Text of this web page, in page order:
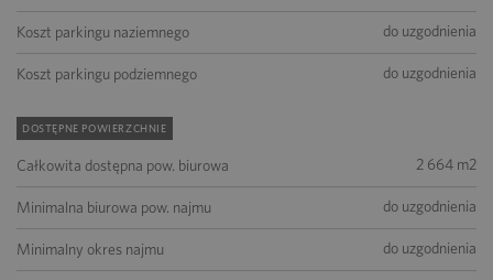
Koszt parkingu naziemnego do uzgodnienia
Koszt parkingu podziemnego do uzgodnienia
DOSTĘPNE POWIERZCHNIE
Całkowita dostępna pow. biurowa 2 664 m2
Minimalna biurowa pow. najmu do uzgodnienia
Minimalny okres najmu do uzgodnienia